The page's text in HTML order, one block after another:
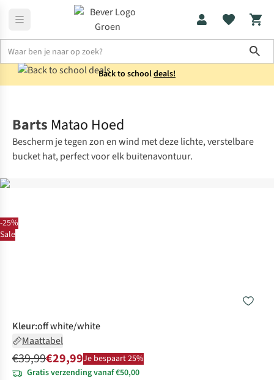
Back to schooldeals!
-25%
Sale
Barts Matao Hoed
Bescherm je tegen zon en wind met deze lichte, verstelbare
bucket hat, perfect voor elk buitenavontuur.
Kleur:off white/white
Maattabel
€39,99€29,99Je bespaart 25%
Gratis verzending vanaf €50,00